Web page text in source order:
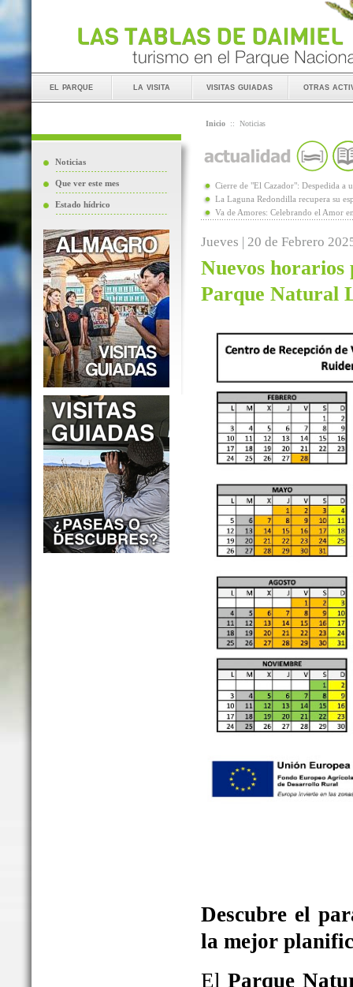
el parque la visita visitas guiadas otras
Noticias
Que ver este mes
Estado hídrico
Inicio :: Noticias
Cierre de "El Cazador": Despedida a
La Laguna Redondilla recupera su
Va de Amores: Celebrando el Amor
Jueves | 20 de Febrero
Nuevos horarios
Parque Natural
Descubre el
la mejor
ElParque